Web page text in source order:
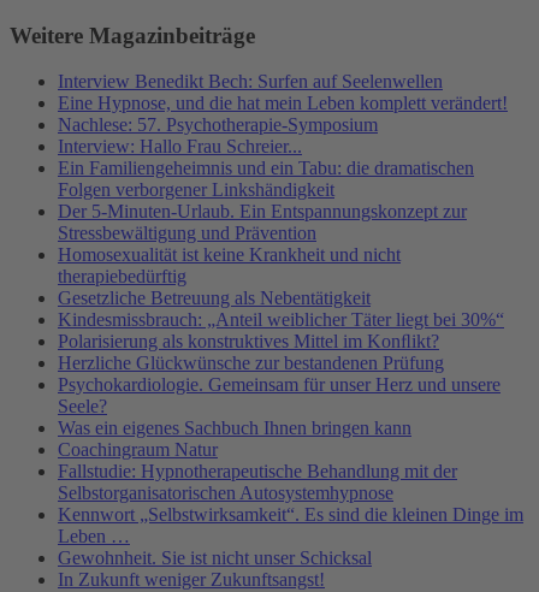
Weitere Magazinbeiträge
Interview Benedikt Bech: Surfen auf Seelenwellen
Eine Hypnose, und die hat mein Leben komplett verändert!
Nachlese: 57. Psychotherapie-Symposium
Interview: Hallo Frau Schreier...
Ein Familiengeheimnis und ein Tabu: die dramatischen
Folgen verborgener Linkshändigkeit
Der 5-Minuten-Urlaub. Ein Entspannungskonzept zur
Stressbewältigung und Prävention
Homosexualität ist keine Krankheit und nicht
therapiebedürftig
Gesetzliche Betreuung als Nebentätigkeit
Kindesmissbrauch: „Anteil weiblicher Täter liegt bei 30%“
Polarisierung als konstruktives Mittel im Konﬂikt?
Herzliche Glückwünsche zur bestandenen Prüfung
Psychokardiologie. Gemeinsam für unser Herz und unsere
Seele?
Was ein eigenes Sachbuch Ihnen bringen kann
Coachingraum Natur
Fallstudie: Hypnotherapeutische Behandlung mit der
Selbstorganisatorischen Autosystemhypnose
Kennwort „Selbstwirksamkeit“. Es sind die kleinen Dinge im
Leben …
Gewohnheit. Sie ist nicht unser Schicksal
In Zukunft weniger Zukunftsangst!